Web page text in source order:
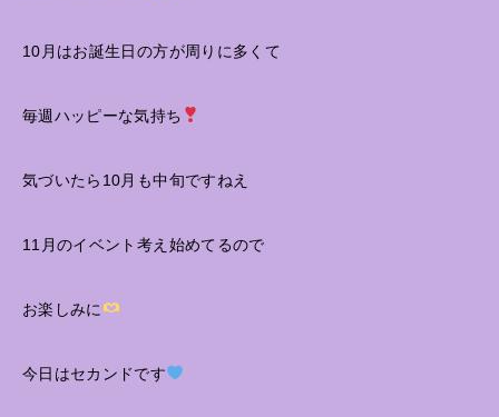
10月はお誕生日の方が周りに多くて
毎週ハッピーな気持ち
気づいたら10月も中旬ですねえ
11月のイベント考え始めてるので
お楽しみに
今日はセカンドです